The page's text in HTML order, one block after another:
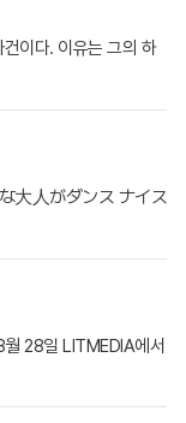
이다. 이유는 그의 하
大人がダンス ナイス
28일 LITMEDIA에서